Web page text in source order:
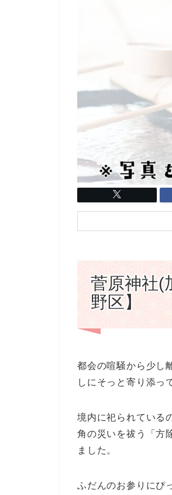
菅原神社(
野区】
都会の喧騒から少し
しにそっと寄り添っ
境内に祀られている
角の災いを祓う「方
ました。
ふだんのお参りにぴ